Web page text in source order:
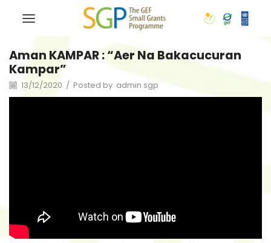
Aman KAMPAR : “Aer Na Bakacucuran
Kampar”
13/12/2020 / Posted by admin sgp